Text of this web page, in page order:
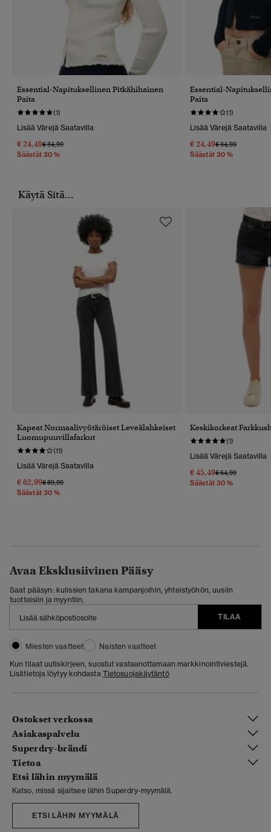
Essential-Napituksellinen Pitkähihainen
Paita
(1)
Lisää Värejä Saatavilla
€ 24,49Hinta Alennettu Hinnasta
€ 34,99Hintaan
Säästät 30 %
Essential-
Paita
(1)
Lisää Värejä Saatavilla
€ 24,49Hinta Alennettu
€ 34,99Hintaan
Säästät 30 %
Käytä Sitä...
Kapeat Normaalivyötäröiset Leveälahkeiset
Luomupuuvillafarkut
(11)
Lisää Värejä Saatavilla
€ 62,99Hinta Alennettu Hinnasta
€ 89,99Hintaan
Säästät 30 %
Keskikorkeat
(1)
Lisää Värejä Saatavilla
€ 45,49Hinta Alennettu
€ 64,99Hintaan
Säästät 30 %
Avaa Eksklusiivinen Pääsy
Saat pääsyn: kulissien takana kampanjoihin, yhteistyöhön, uusiin
tuotteisiin ja myyntiin.
TILAA
Miesten vaatteet
Naisten vaatteet
Kun tilaat uutiskirjeen, suostut vastaanottamaan markkinointiviestejä.
Lisätietoja löytyy kohdasta Tietosuojakäytäntö
Ostokset verkossa
Asiakaspalvelu
Superdry-brändi
Tietoa
Etsi lähin myymälä
Katso, missä sijaitsee lähin Superdry-myymälä.
ETSI LÄHIN MYYMÄLÄ